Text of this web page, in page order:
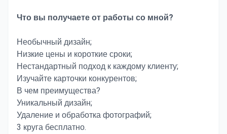
Что вы получаете от работы со мной?
Необычный дизайн;
Низкие цены и короткие сроки;
Нестандартный подход к каждому клиенту;
Изучайте карточки конкурентов;
В чем преимущества?
Уникальный дизайн;
Удаление и обработка фотографий;
3 круга бесплатно.